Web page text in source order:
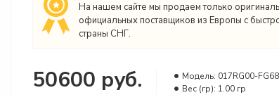
На нашем сайте мы продаем только
официальных поставщиков из Европы с
страны СНГ.
50600 руб. Модель: 017RG00-
Вес (гр): 1.00 гр